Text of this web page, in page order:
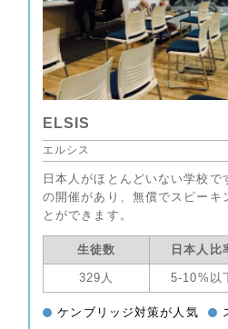
ELSIS
エルシス
日本人がほとんどいない学校
の開催があり、無償でスピーキ
とができます。
生徒数 日本人比
329人 5-10%以
ケンブリッジ対策が人気